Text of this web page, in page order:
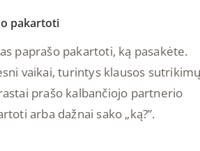
pakartoti
paprašo pakartoti, ką pasakėte.
vaikai, turintys klausos
prašo kalbančiojo partnerio
arba dažnai sako „ką?”.